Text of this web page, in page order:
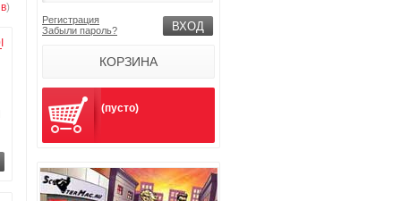
)
Регистрация
Забыли пароль?
КОРЗИНА
(пусто)